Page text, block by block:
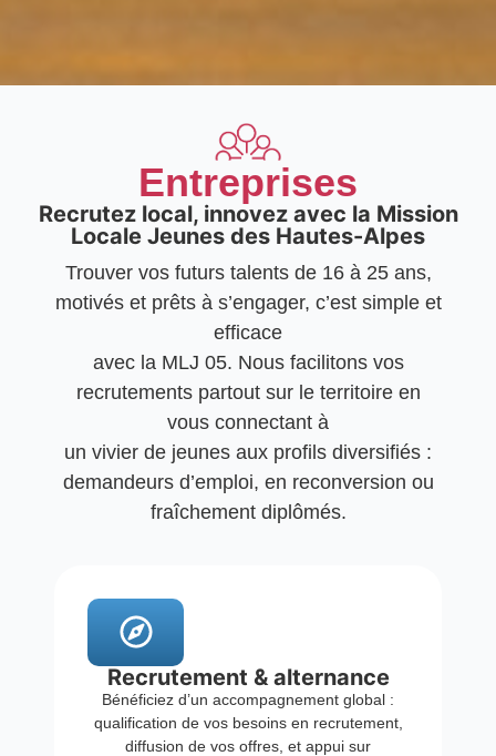
Entreprises
Recrutez local, innovez avec la Mission
Locale Jeunes des Hautes-Alpes
Trouver vos futurs talents de 16 à 25 ans,
motivés et prêts à s’engager, c’est simple et
efficace
avec la MLJ 05. Nous facilitons vos
recrutements partout sur le territoire en
vous connectant à
un vivier de jeunes aux profils diversifiés :
demandeurs d’emploi, en reconversion ou
fraîchement diplômés.
Recrutement & alternance
Bénéficiez d’un accompagnement global :
qualification de vos besoins en recrutement,
diffusion de vos offres, et appui sur